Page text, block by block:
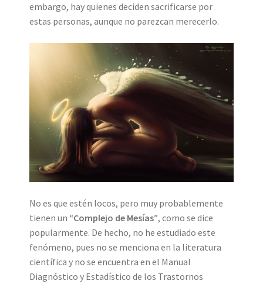
embargo, hay quienes deciden sacrificarse por
estas personas, aunque no parezcan merecerlo.
No es que estén locos, pero muy probablemente
tienen un “Complejo de Mesías”, como se dice
popularmente. De hecho, no he estudiado este
fenómeno, pues no se menciona en la literatura
científica y no se encuentra en el Manual
Diagnóstico y Estadístico de los Trastornos